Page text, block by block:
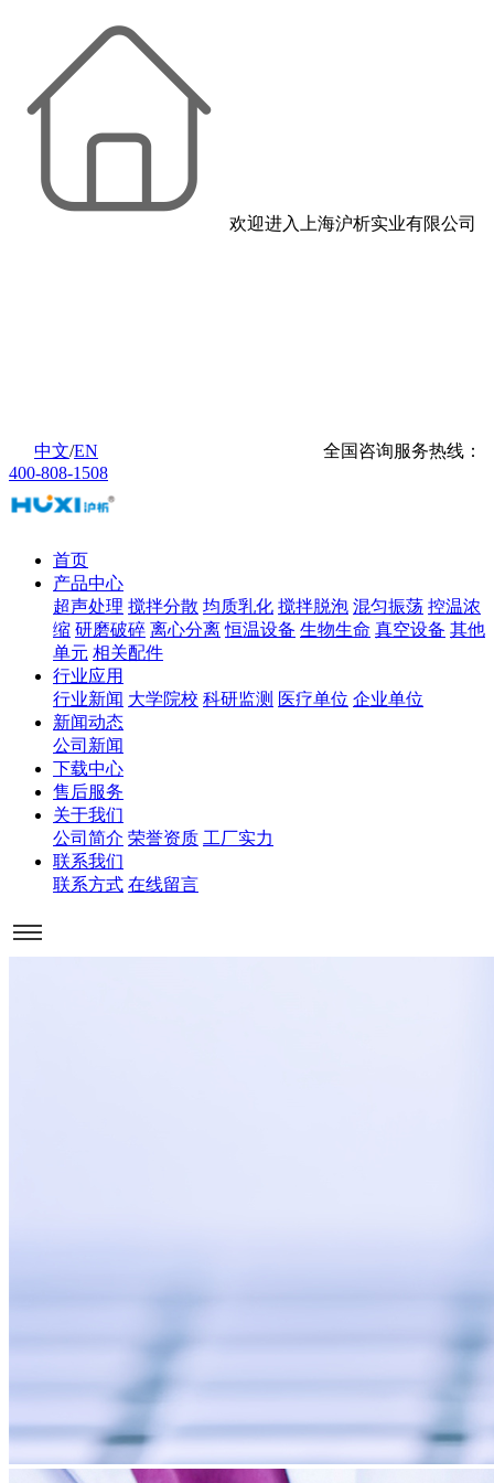
欢迎进入上海沪析实业有限公司
中文/EN
全国咨询服务热线：
400-808-1508
首页
产品中心
超声处理 搅拌分散 均质乳化 搅拌脱泡 混匀振荡 控温浓
缩 研磨破碎 离心分离 恒温设备 生物生命 真空设备 其他
单元 相关配件
行业应用
行业新闻 大学院校 科研监测 医疗单位 企业单位
新闻动态
公司新闻
下载中心
售后服务
关于我们
公司简介 荣誉资质 工厂实力
联系我们
联系方式 在线留言